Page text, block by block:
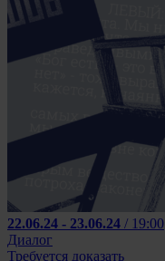
22.06.24 - 23.06.24 / 19:00
Диалог
Требуется доказать